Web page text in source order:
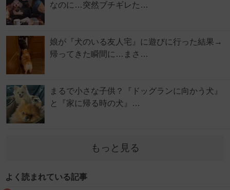
なのに…突然ブチギレた…
娘が『犬のいる友人宅』に遊びに行った結果→
帰ってきた瞬間に…まさ…
まるで小さな子供？『ドッグランに向かう犬』
と『家に帰る時の犬』…
もっと見る
よく読まれている記事